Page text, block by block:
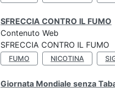
SFRECCIA CONTRO IL FUMO
Contenuto Web
SFRECCIA CONTRO IL FUMO
FUMO NICOTINA
Giornata Mondiale senza